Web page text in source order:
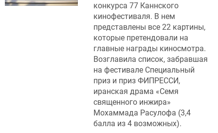
конкурса 77 Каннского
кинофестиваля. В нем
представлены все 22 картины,
которые претендовали на
главные награды киносмотра.
Возглавила список, забравшая
на фестивале Специальный
приз и приз ФИПРЕССИ,
иранская драма «Семя
священного инжира»
Мохаммада Расулофа (3,4
балла из 4 возможных).